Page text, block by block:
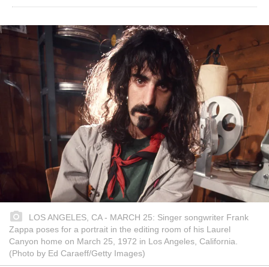
LOS ANGELES, CA - MARCH 25: Singer songwriter Frank
Zappa poses for a portrait in the editing room of his Laurel
Canyon home on March 25, 1972 in Los Angeles, California.
(Photo by Ed Caraeff/Getty Images)